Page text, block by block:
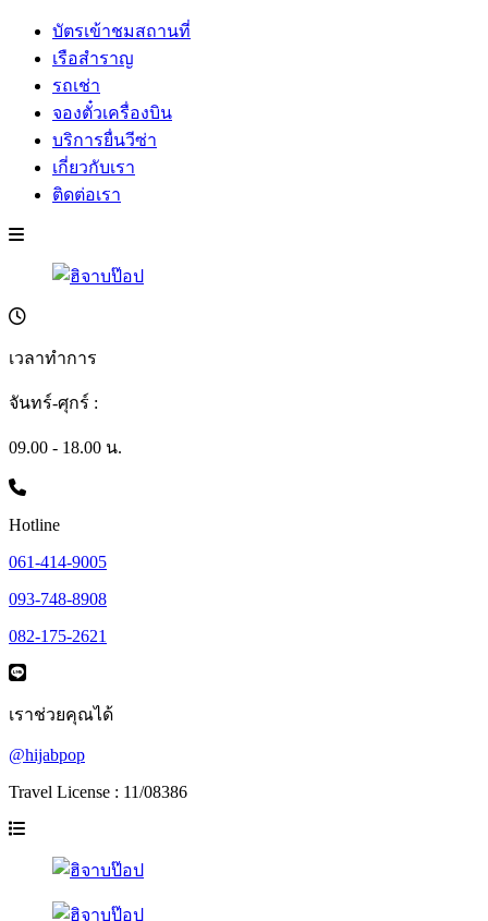
บัตรเข้าชมสถานที่
เรือสำราญ
รถเช่า
จองตั๋วเครื่องบิน
บริการยื่นวีซ่า
เกี่ยวกับเรา
ติดต่อเรา
เวลาทำการ
จันทร์-ศุกร์ :
09.00 - 18.00 น.
Hotline
061-414-9005
093-748-8908
082-175-2621
เราช่วยคุณได้
@hijabpop
Travel License : 11/08386